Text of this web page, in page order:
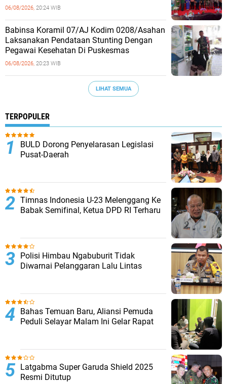
06/08/2026, 20:24 WIB
Babinsa Koramil 07/AJ Kodim 0208/Asahan
Laksanakan Pendataan Stunting Dengan
Pegawai Kesehatan Di Puskesmas
06/08/2026, 20:23 WIB
LIHAT SEMUA
TERPOPULER
BULD Dorong Penyelarasan Legislasi
Pusat-Daerah
Timnas Indonesia U-23 Melenggang Ke
Babak Semifinal, Ketua DPD RI Terharu
Polisi Himbau Ngabuburit Tidak
Diwarnai Pelanggaran Lalu Lintas
Bahas Temuan Baru, Aliansi Pemuda
Peduli Selayar Malam Ini Gelar Rapat
Latgabma Super Garuda Shield 2025
Resmi Ditutup